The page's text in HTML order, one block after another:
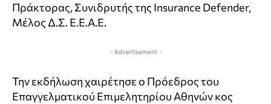
Πράκτορας, Συνιδρυτής της Insurance Defender,
Μέλος Δ.Σ. Ε.Ε.Α.Ε.
- Advertisement -
Την εκδήλωση χαιρέτησε ο Πρόεδρος του
Επαγγελματικού Επιμελητηρίου Αθηνών κος